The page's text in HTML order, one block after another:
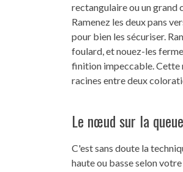
rectangulaire ou un grand
Ramenez les deux pans
pour bien les sécuriser.
foulard, et nouez-les
finition impeccable. Cette
racines entre deux
Le nœud sur la
C'est sans doute la
haute ou basse selon